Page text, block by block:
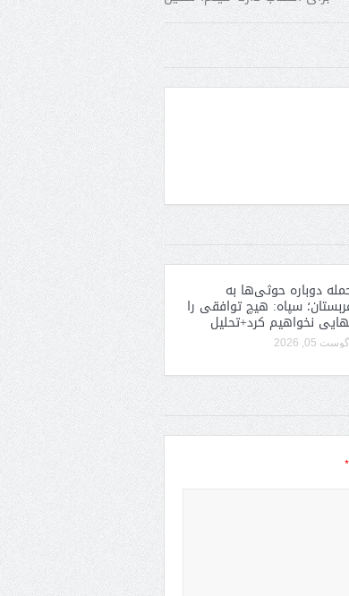
دوباره حوثی‌ها به
سپاه: هیچ توافقی را
نخواهیم کرد+تحلیل
آگوست 05, 2026
*